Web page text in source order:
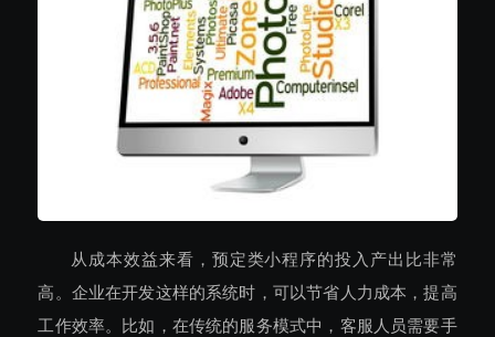
从成本效益来看，预定类小程序的投入产出比非常
高。企业在开发这样的系统时，可以节省人力成本，提高
工作效率。比如，在传统的服务模式中，客服人员需要手